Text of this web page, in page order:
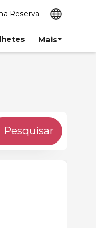
Reserva
Mais
Pesquisar